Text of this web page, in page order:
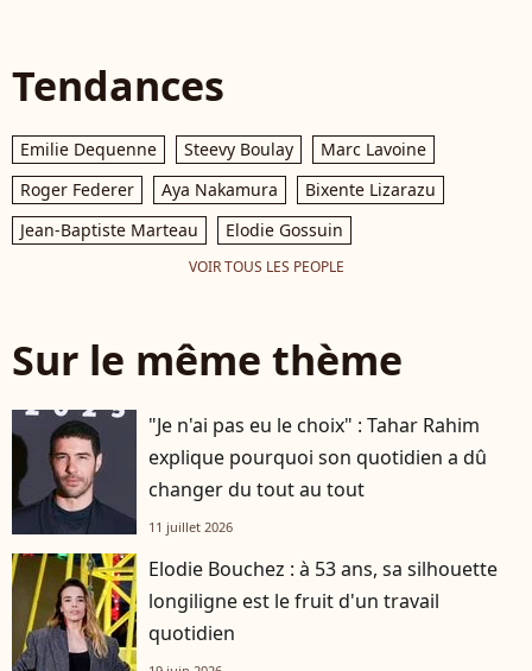
Tendances
Emilie Dequenne Steevy Boulay
Marc Lavoine
Roger Federer
Aya Nakamura
Bixente Lizarazu
Jean-Baptiste Marteau
Elodie Gossuin
VOIR TOUS LES PEOPLE
Sur le même thème
"Je n'ai pas eu le choix" : Tahar Rahim
explique pourquoi son quotidien a dû
changer du tout au tout
11 juillet 2026
Elodie Bouchez : à 53 ans, sa silhouette
longiligne est le fruit d'un travail
quotidien